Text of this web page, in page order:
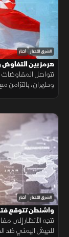
الشرق للأخبار أخبار
هرمز بين
تتواصل
وطهران، بالتزامن
الشرق للأخبار أخبار
واشنطن تتوقع
لبنان
تتجه الأنظار إلى
للجيش اليمني ضد